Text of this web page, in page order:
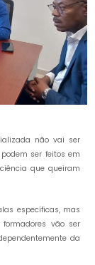
não vai ser
ser feitos em
que queiram
específicas, mas
vão ser
da